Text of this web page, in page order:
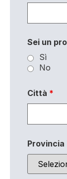
Sei un
Sì
No
Città *
Provincia